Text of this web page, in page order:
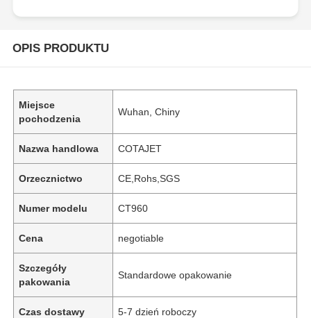
OPIS PRODUKTU
Miejsce
pochodzenia
Wuhan, Chiny
Nazwa handlowa COTAJET
Orzecznictwo CE,Rohs,SGS
Numer modelu CT960
Cena negotiable
Szczegóły
pakowania
Standardowe opakowanie
Czas dostawy 5-7 dzień roboczy